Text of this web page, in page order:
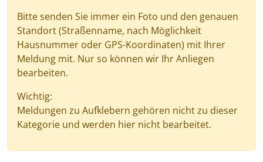
Bitte senden Sie immer ein Foto und den genauen
Standort (Straßenname, nach Möglichkeit
Hausnummer oder GPS-Koordinaten) mit Ihrer
Meldung mit. Nur so können wir Ihr Anliegen
bearbeiten.
Wichtig:
Meldungen zu Aufklebern gehören nicht zu dieser
Kategorie und werden hier nicht bearbeitet.